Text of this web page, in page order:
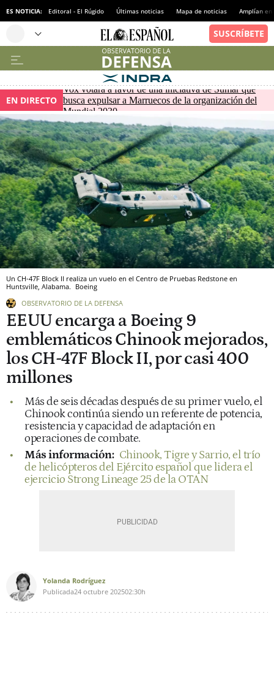
ES NOTICIA: Editoral - El Rúgido Últimas noticias Mapa de noticias Amplían
EN DIRECTO
Vox votará a favor de una iniciativa de Sumar que
busca expulsar a Marruecos de la organización del
Mundial 2030
Un CH-47F Block II realiza un vuelo en el Centro de Pruebas Redstone en
Huntsville, Alabama. Boeing
OBSERVATORIO DE LA DEFENSA
EEUU encarga a Boeing 9
emblemáticos Chinook mejorados,
los CH-47F Block II, por casi 400
millones
Más de seis décadas después de su primer vuelo, el
Chinook continúa siendo un referente de potencia,
resistencia y capacidad de adaptación en
operaciones de combate.
Más información: Chinook, Tigre y Sarrio, el trío
de helicópteros del Ejército español que lidera el
ejercicio Strong Lineage 25 de la OTAN
Yolanda Rodríguez
Publicada24 octubre 202502:30h